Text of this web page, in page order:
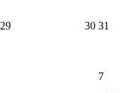
29 30 31
7